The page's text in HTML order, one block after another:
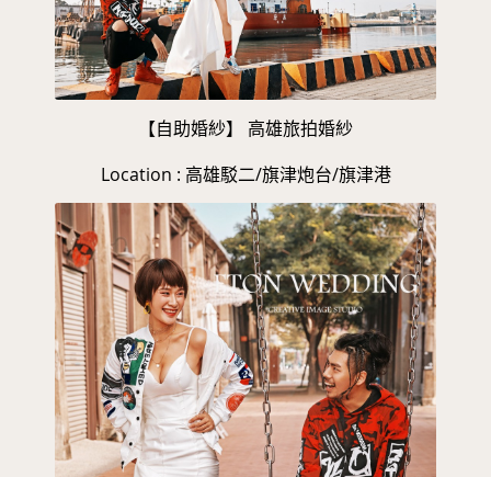
【自助婚紗】 高雄旅拍婚紗
Location : 高雄駁二/旗津炮台/旗津港